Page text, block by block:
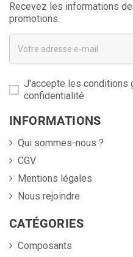
Recevez les informations
promotions.
J'accepte les conditions
confidentialité
INFORMATIONS
Qui sommes-nous ?
CGV
Mentions légales
Nous rejoindre
CATÉGORIES
Composants